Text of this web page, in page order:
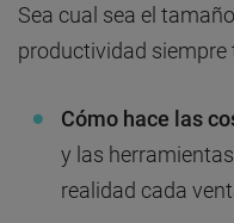
Sea cual sea el
productividad siempre
Cómo hace las
y las
realidad cada